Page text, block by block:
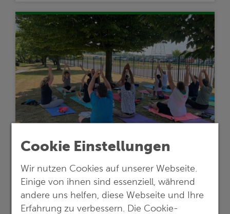
Cookie Einstellungen
Wir nutzen Cookies auf unserer Webseite.
Einige von ihnen sind essenziell, während
andere uns helfen, diese Webseite und Ihre
Erfahrung zu verbessern. Die Cookie-
02.07.2026
Gesundheitstag 2026: Fit & Aktiv bei
G.E.O.S.
G.E.O.S. kombiniert